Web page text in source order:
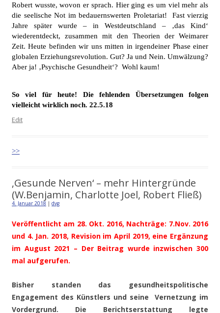
Robert wusste, wovon er sprach. Hier ging es um viel mehr als
die seelische Not im bedauernswerten Proletariat! Fast vierzig
Jahre später wurde – in Westdeutschland – ‚das Kind‘
wiederentdeckt, zusammen mit den Theorien der Weimarer
Zeit. Heute befinden wir uns mitten in irgendeiner Phase einer
globalen Erziehungsrevolution. Gut? Ja und Nein. Umwälzung?
Aber ja! ‚Psychische Gesundheit‘? Wohl kaum!
So viel für heute! Die fehlenden Übersetzungen folgen
vielleicht wirklich noch. 22.5.18
Edit
>>
‚Gesunde Nerven‘ – mehr Hintergründe
(W.Benjamin, Charlotte Joel, Robert Fließ)
4. Januar 2018 | dvg
Veröffentlicht am 28. Okt. 2016, Nachträge: 7.Nov. 2016
und 4. Jan. 2018, Revision im April 2019, eine Ergänzung
im August 2021 – Der Beitrag wurde inzwischen 300
mal aufgerufen.
Bisher standen das gesundheitspolitische
Engagement des Künstlers und seine Vernetzung im
Vordergrund. Die Berichtserstattung legte